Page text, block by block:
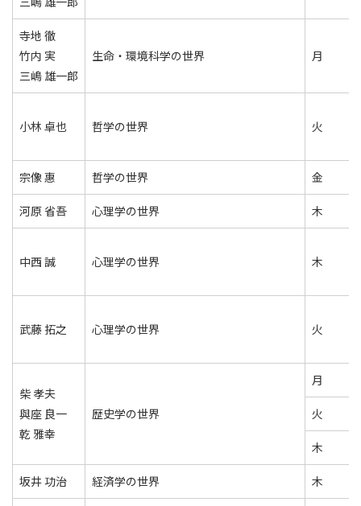
寺地 徹
竹内 実
三嶋 雄一郎
生命・環境科学の世界 月
小林 卓也 哲学の世界 火
宗像 惠 哲学の世界 金
河原 省吾 心理学の世界 木
中西 誠 心理学の世界 木
武藤 拓之 心理学の世界 火
柴 孝夫
與座 良一
乾 雅幸
歴史学の世界
月
火
木
坂井 功治 経済学の世界 木